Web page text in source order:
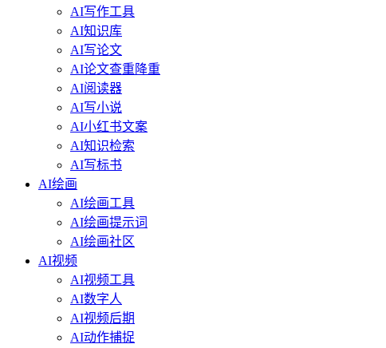
AI写作工具
AI知识库
AI写论文
AI论文查重降重
AI阅读器
AI写小说
AI小红书文案
AI知识检索
AI写标书
AI绘画
AI绘画工具
AI绘画提示词
AI绘画社区
AI视频
AI视频工具
AI数字人
AI视频后期
AI动作捕捉